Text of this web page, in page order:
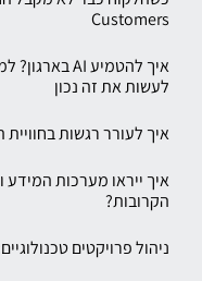
Customers
לעשות את זה נכון
איך לעורר רגשות
איך ייראו מערכות המידע
הקרובות?
ניהול פרויקטים